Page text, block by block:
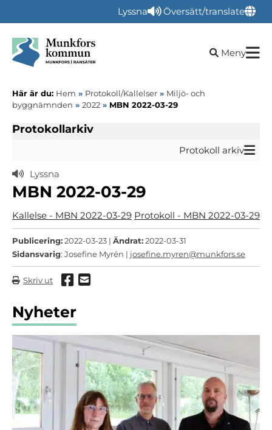
Lyssna Översätt/translate
Öppna
Meny
Här är du: Hem » Protokoll/Kallelser » Miljö- och
byggnämnden » 2022 » MBN 2022-03-29
Protokollarkiv
Protokoll arkiv
Lyssna
MBN 2022-03-29
Kallelse - MBN 2022-03-29 Protokoll - MBN 2022-03-29
Publicering:2022-03-23 | Ändrat:2022-03-31
Sidansvarig: Josefine Myrén | josefine.myren@munkfors.se
Skriv ut Dela via Facebook
Dela via mail
Nyheter